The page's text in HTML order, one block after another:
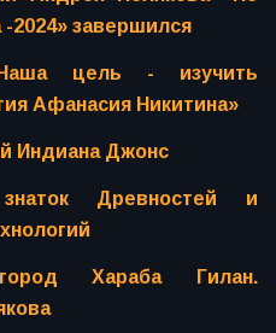
2024» завершился
цель - изучить
Афанасия Никитина»
Индиана Джонс
Древностей и
Хараба Гилан.